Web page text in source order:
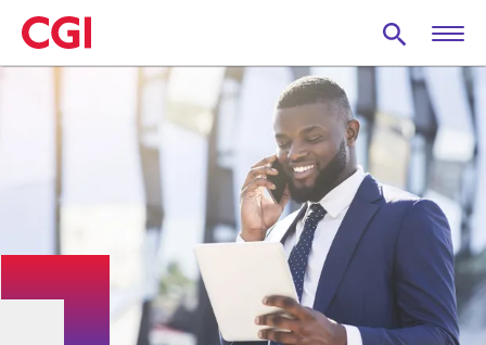
Skip
to
main